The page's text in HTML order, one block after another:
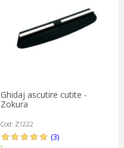
Ghidaj ascutire cutite -
Zokura
Cod: Z1222
(3)